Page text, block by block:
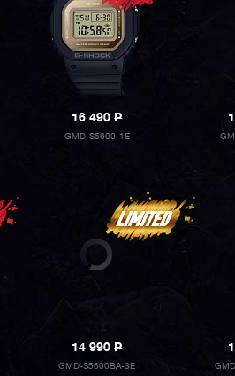
16 490P
GMD-S5600-1E
14 990P
GMD-S5600BA-3E